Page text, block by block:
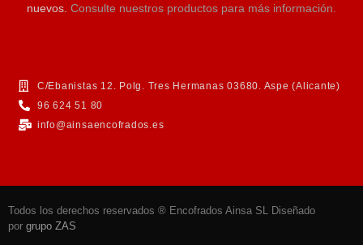
nuevos. Consulte nuestros productos para más información.
C/Ebanistas 12. Polg. Tres Hermanas 03680. Aspe (Alicante)
96 624 51 80
info@ainsaencofrados.es
Todos los derechos reservados ® Encofrados Ainsa SL Diseñado
por grupo ZAS